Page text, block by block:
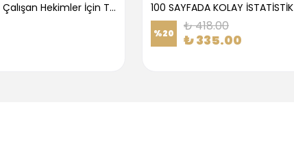
1.Basamakta Çalışan Hekimler İçin Temel Obstetrik Ve Jinekoloji Bilgisi 100 SAYFADA KOLAY İSTATİSTİK
%20 ₺ 418.00
₺ 335.00